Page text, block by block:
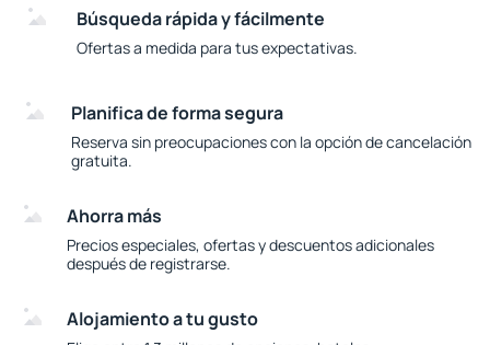
Búsqueda rápida y fácilmente
Ofertas a medida para tus expectativas.
Planifica de forma segura
Reserva sin preocupaciones con la opción de cancelación
gratuita.
Ahorra más
Precios especiales, ofertas y descuentos adicionales
después de registrarse.
Alojamiento a tu gusto